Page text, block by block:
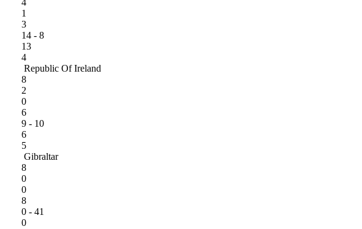
4
1
3
14 - 8
13
4
Republic Of Ireland
8
2
0
6
9 - 10
6
5
Gibraltar
8
0
0
8
0 - 41
0